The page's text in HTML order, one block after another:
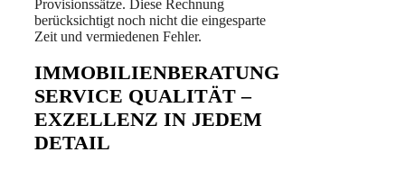
Provisionssätze. Diese Rechnung
berücksichtigt noch nicht die eingesparte
Zeit und vermiedenen Fehler.
IMMOBILIENBERATUNG
SERVICE QUALITÄT –
EXZELLENZ IN JEDEM
DETAIL